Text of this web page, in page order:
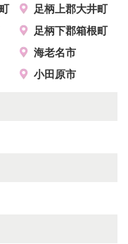
足柄上郡大井町
足柄下郡箱根町
海老名市
小田原市